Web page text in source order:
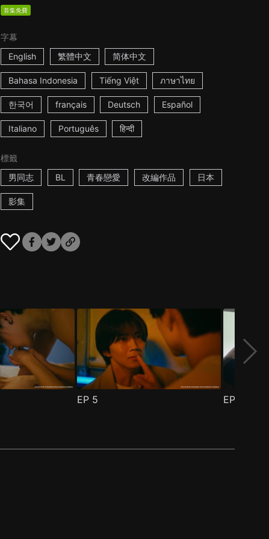
首集免費
字幕
English
繁體中文 简体中文
Bahasa Indonesia Tiếng Việt ภาษาไทย
한국어 français Deutsch Español
Italiano Português हिन्दी
標籤
男同志
BL 青春戀愛 改編作品 日本
影集
EP 5 EP